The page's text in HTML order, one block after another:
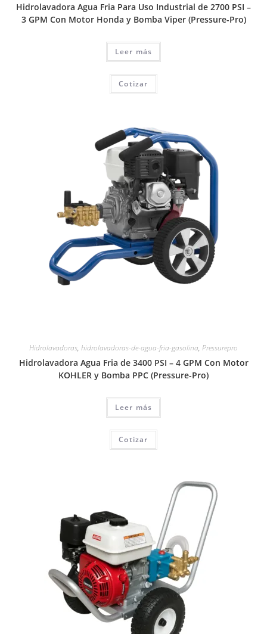
Hidrolavadora Agua Fria Para Uso Industrial de 2700 PSI –
3 GPM Con Motor Honda y Bomba Viper (Pressure-Pro)
Leer más
Cotizar
Hidrolavadoras, hidrolavadoras-de-agua-fria-gasolina, Pressurepro
Hidrolavadora Agua Fria de 3400 PSI – 4 GPM Con Motor
KOHLER y Bomba PPC (Pressure-Pro)
Leer más
Cotizar